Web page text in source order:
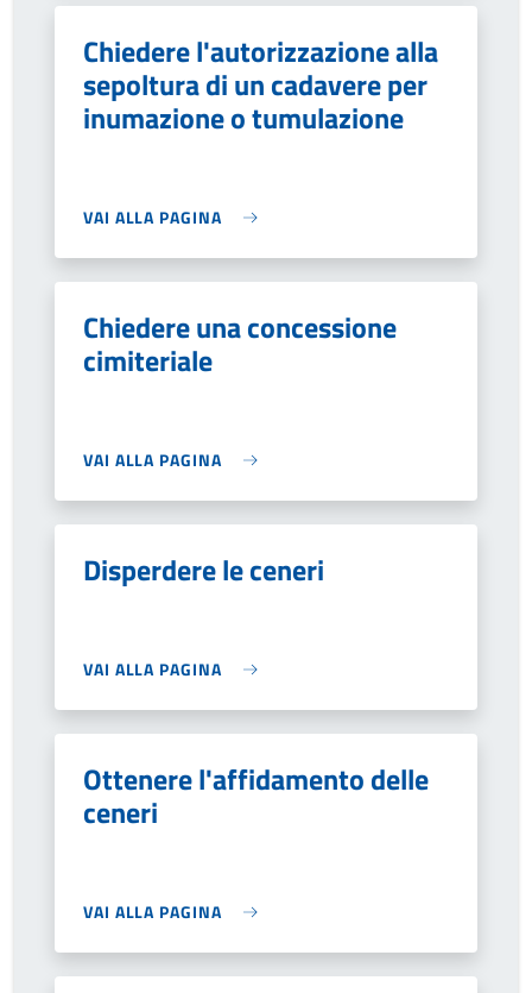
Chiedere l'autorizzazione alla
sepoltura di un cadavere per
inumazione o tumulazione
VAI ALLA PAGINA
Chiedere una concessione
cimiteriale
VAI ALLA PAGINA
Disperdere le ceneri
VAI ALLA PAGINA
Ottenere l'affidamento delle
ceneri
VAI ALLA PAGINA